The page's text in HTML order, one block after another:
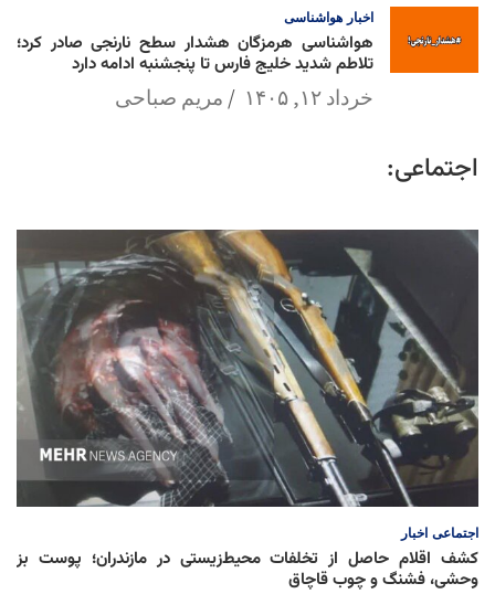
اخبار هواشناسی
هواشناسی هرمزگان هشدار سطح نارنجی صادر کرد؛
تلاطم شدید خلیج فارس تا پنجشنبه ادامه دارد
خرداد ۱۲, ۱۴۰۵ مریم صباحی
اجتماعی:
اجتماعی اخبار
کشف اقلام حاصل از تخلفات محیط‌زیستی در مازندران؛ پوست بز
وحشی، فشنگ و چوب قاچاق